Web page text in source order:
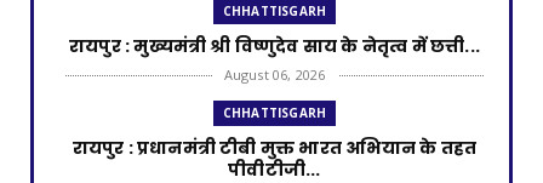
CHHATTISGARH
रायपुर : मुख्यमंत्री श्री विष्णुदेव साय के नेतृत्व में छत्ती...
August 06, 2026
CHHATTISGARH
रायपुर : प्रधानमंत्री टीबी मुक्त भारत अभियान के तहत
पीवीटीजी...